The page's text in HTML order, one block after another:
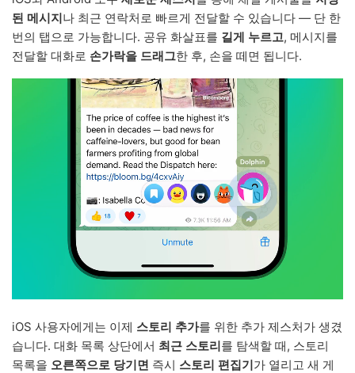
된 메시지나 최근 연락처로 빠르게 전달할 수 있습니다 — 단 한
번의 탭으로 가능합니다. 공유 화살표를 길게 누르고, 메시지를
전달할 대화로 손가락을 드래그한 후, 손을 떼면 됩니다.
iOS 사용자에게는 이제 스토리 추가를 위한 추가 제스처가 생겼
습니다. 대화 목록 상단에서 최근 스토리를 탐색할 때, 스토리
목록을 오른쪽으로 당기면 즉시 스토리 편집기가 열리고 새 게